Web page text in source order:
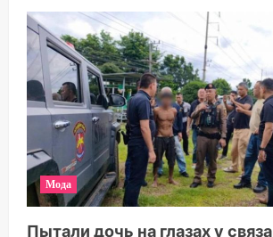
Мода
Пытали дочь на глазах у